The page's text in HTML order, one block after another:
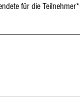
für die